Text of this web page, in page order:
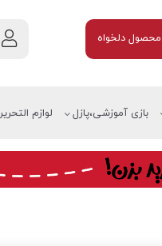
دلخواه
بازی آموزشی،پازل لوازم التحریر